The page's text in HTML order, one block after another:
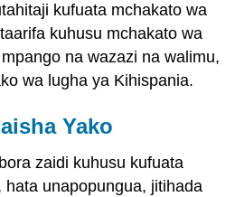
kufuata mchakato wa
kuhusu mchakato wa
na wazazi na walimu,
wa lugha ya Kihispania.
Yako
zaidi kuhusu kufuata
unapopungua, jitihada